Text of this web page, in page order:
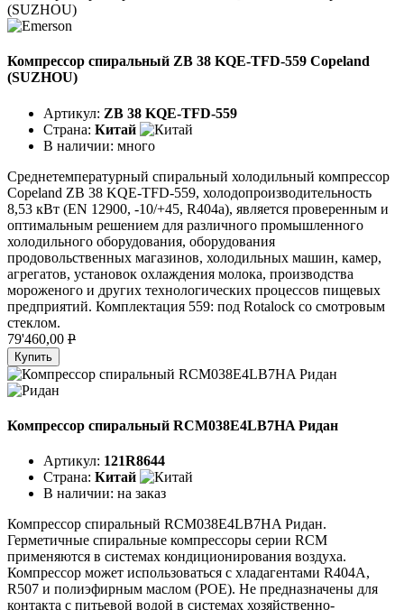
Компрессор спиральный ZB 38 KQE-TFD-559 Copeland
(SUZHOU)
Артикул: ZB 38 KQE-TFD-559
Страна: Китай
В наличии: много
Среднетемпературный спиральный холодильный компрессор
Copeland ZB 38 KQE-TFD-559, холодопроизводительность
8,53 кВт (EN 12900, -10/+45, R404a), является проверенным и
оптимальным решением для различного промышленного
холодильного оборудования, оборудования
продовольственных магазинов, холодильных машин, камер,
агрегатов, установок охлаждения молока, производства
мороженого и других технологических процессов пищевых
предприятий. Комплектация 559: под Rotalock со смотровым
стеклом.
79'460,00 P
Купить
Компрессор спиральный RCM038E4LB7HA Ридан
Артикул: 121R8644
Страна: Китай
В наличии: на заказ
Компрессор спиральный RCM038E4LB7HA Ридан.
Герметичные спиральные компрессоры серии RCM
применяются в системах кондиционирования воздуха.
Компрессор может использоваться с хладагентами R404A,
R507 и полиэфирным маслом (POE). Не предназначены для
контакта с питьевой водой в системах хозяйственно-